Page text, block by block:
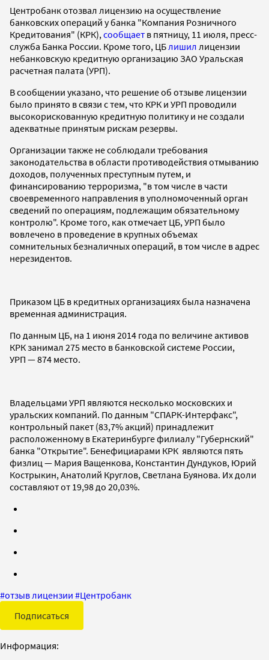
Центробанк отозвал лицензию на осуществление
банковских операций у банка "Компания Розничного
Кредитования" (КРК), сообщает в пятницу, 11 июля, пресс-
служба Банка России. Кроме того, ЦБ лишил лицензии
небанковскую кредитную организацию ЗАО Уральская
расчетная палата (УРП).
В сообщении указано, что решение об отзыве лицензии
было принято в связи с тем, что КРК и УРП проводили
высокорискованную кредитную политику и не создали
адекватные принятым рискам резервы.
Организации также не соблюдали требования
законодательства в области противодействия отмыванию
доходов, полученных преступным путем, и
финансированию терроризма, "в том числе в части
своевременного направления в уполномоченный орган
сведений по операциям, подлежащим обязательному
контролю". Кроме того, как отмечает ЦБ, УРП было
вовлечено в проведение в крупных объемах
сомнительных безналичных операций, в том числе в адрес
нерезидентов.
Приказом ЦБ в кредитных организациях была назначена
временная администрация.
По данным ЦБ, на 1 июня 2014 года по величине активов
КРК занимал 275 место в банковской системе России,
УРП — 874 место.
Владельцами УРП являются несколько московских и
уральских компаний. По данным "СПАРК-Интерфакс",
контрольный пакет (83,7% акций) принадлежит
расположенному в Екатеринбурге филиалу "Губернский"
банка "Открытие". Бенефициарами КРК являются пять
физлиц — Мария Ващенкова, Константин Дундуков, Юрий
Кострыкин, Анатолий Круглов, Светлана Буянова. Их доли
составляют от 19,98 до 20,03%.
#отзыв лицензии #Центробанк
Подписаться
Информация: